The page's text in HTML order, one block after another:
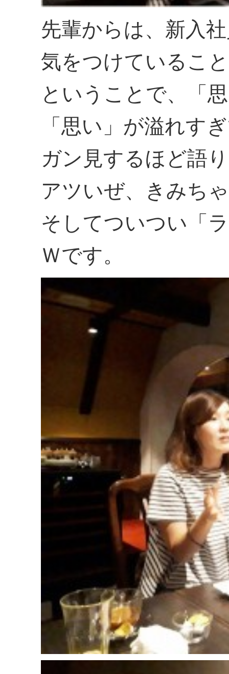
先輩からは、新入
気をつけているこ
ということで、「
「思い」が溢れす
ガン見するほど語
アツいぜ、きみち
そしてついつい「
Ｗです。